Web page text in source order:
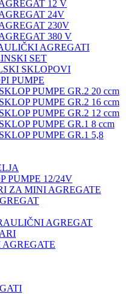
12 V
24V
230V
380 V
AGREGATI
SET
SKLOPOVI
PUMPE
PUMPE GR.2 20 ccm
PUMPE GR.2 16 ccm
PUMPE GR.2 12 ccm
PUMPE GR.1 8 ccm
PUMPE GR.1 5,8
PUMPE 12/24V
ZA MINI AGREGATE
AGREGAT